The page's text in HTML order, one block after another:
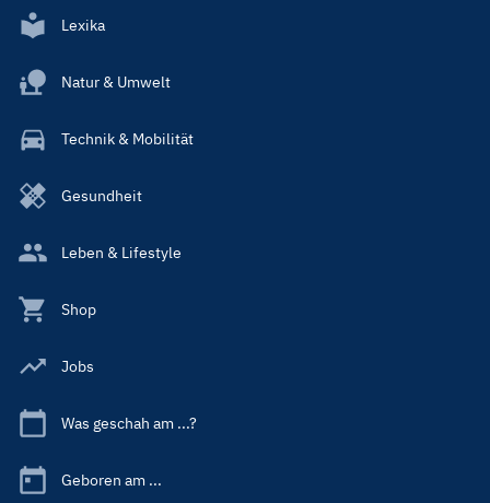
Lexika
Natur & Umwelt
Technik & Mobilität
Gesundheit
Leben & Lifestyle
Shop
Jobs
Was geschah am ...?
Geboren am ...